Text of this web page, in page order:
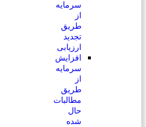
سرمایه
از
طریق
تجدید
ارزیابی
افزایش
سرمایه
از
طریق
مطالبات
حال
شده